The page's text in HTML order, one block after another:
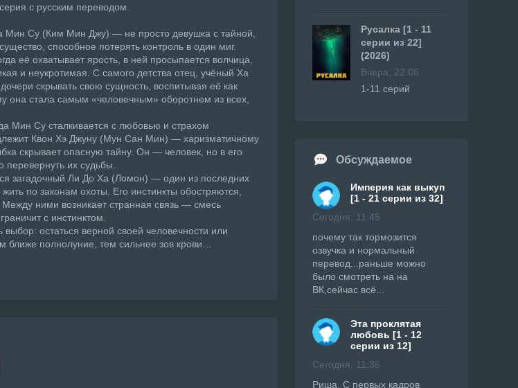
с русским переводом.
Мин Су (Ким Мин Джу) — не просто девушка с тайной,
способное потерять контроль в один миг.
её охватывает ярость, в ней просыпается волчица,
и неукротимая. С самого детства отец, учёный Ха
скрывать свою сущность, воспитывая её как
она стала самым «человечным» оборотнем из всех,
Мин Су сталкивается с любовью и страхом
Квон Хэ Джуну (Мун Сан Мин) — харизматичному
скрывает опасную тайну. Он — человек, но в его
перевернуть их судьбы.
загадочный Ли До Ха (Ломон) — один из последних
по законам охоты. Его инстинкты обостряются,
ними возникает странная связь — смесь
с инстинктом.
остаться верной своей человечности или
ближе полнолуние, тем сильнее зов крови…
Русалка [1 - 11
серии из 22]
(2026)
Вчера, 22:06
1-11 серий
Обсуждаемое
Империя как выкуп
[1 - 21 серии из 32]
Сегодня, 11:45
почему так тормозится
озвучка и нормальный
перевод...раньше можно
было смотреть на на
ВК,сейчас всё...
Эта проклятая
любовь [1 - 12
серии из 12]
Сегодня, 11:36
Риша, С первых кадров